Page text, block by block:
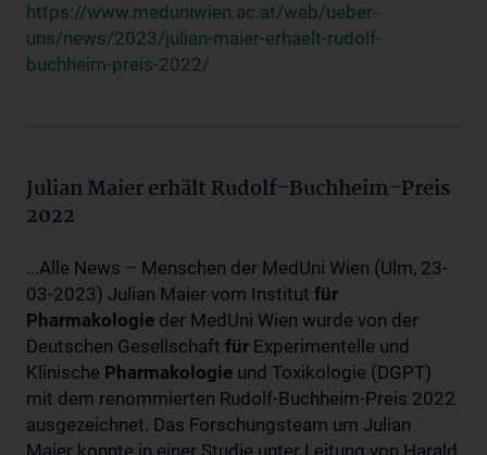
https://www.meduniwien.ac.at/web/ueber-
uns/news/2023/julian-maier-erhaelt-rudolf-
buchheim-preis-2022/
Julian Maier erhält Rudolf-Buchheim-Preis
2022
...Alle News – Menschen der MedUni Wien (Ulm, 23-
03-2023) Julian Maier vom Institut für
Pharmakologie der MedUni Wien wurde von der
Deutschen Gesellschaft für Experimentelle und
Klinische Pharmakologie und Toxikologie (DGPT)
mit dem renommierten Rudolf-Buchheim-Preis 2022
ausgezeichnet. Das Forschungsteam um Julian
Maier konnte in einer Studie unter Leitung von Harald